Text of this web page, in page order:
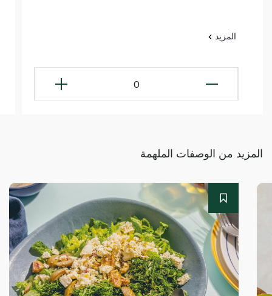
المزيد
0
المزيد من الوصفات الملهمة